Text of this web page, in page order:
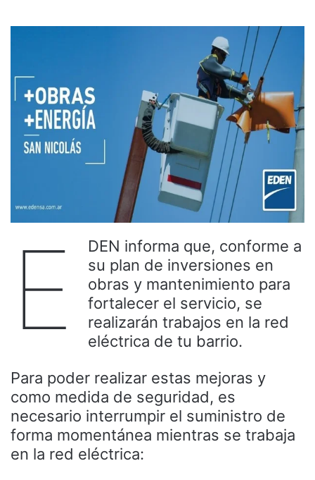
E
DEN informa que, conforme a
su plan de inversiones en
obras y mantenimiento para
fortalecer el servicio, se
realizarán trabajos en la red
eléctrica de tu barrio.
Para poder realizar estas mejoras y
como medida de seguridad, es
necesario interrumpir el suministro de
forma momentánea mientras se trabaja
en la red eléctrica: